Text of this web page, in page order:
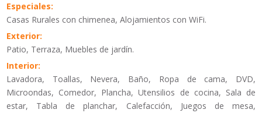
Especiales:
Casas Rurales con chimenea, Alojamientos con WiFi.
Exterior:
Patio, Terraza, Muebles de jardín.
Interior:
Lavadora, Toallas, Nevera, Baño, Ropa de cama, DVD,
Microondas, Comedor, Plancha, Utensilios de cocina, Sala de
estar, Tabla de planchar, Calefacción, Juegos de mesa,